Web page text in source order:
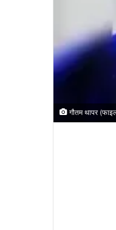
गौतम थापर